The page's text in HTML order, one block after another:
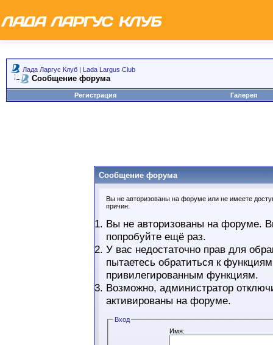
Лада Ларгус Клуб | Lada Largus Club
Сообщение форума
Регистрация Галерея
Сообщение форума
Вы не авторизованы на форуме или не имеете
причин:
Вы не авторизованы на форуме.
попробуйте ещё раз.
У вас недостаточно прав для
пытаетесь обратиться к
привилегированным функциям.
Возможно, администратор
активированы на форуме.
Вход
Имя: